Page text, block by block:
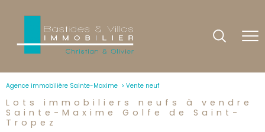
Agence immobilière Sainte-Maxime Vente neuf
Lots immobiliers neufs à vendre
Sainte-Maxime Golfe de Saint-
Tropez